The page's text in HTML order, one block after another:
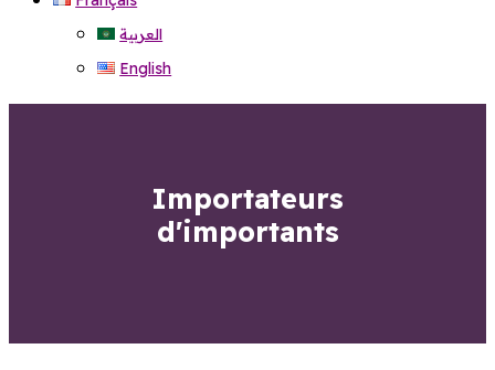
العربية
English
Importateurs
d'importants